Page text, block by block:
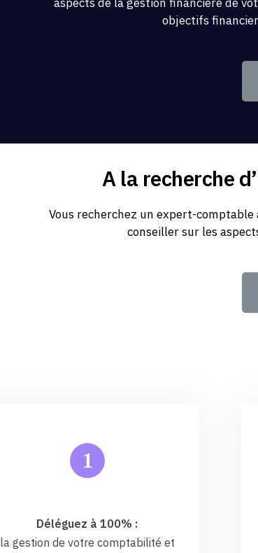
objectifs
A la recherche
Vous recherchez un expert-
conseiller sur les
1
Déléguez à 100% :
la gestion de votre comptabilité et